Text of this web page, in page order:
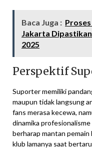
Baca Juga :
Jakarta
2025
Perspektif
Suporter memiliki
maupun tidak langsung
fans merasa kecewa,
dinamika
berharap mantan
klub lamanya saat